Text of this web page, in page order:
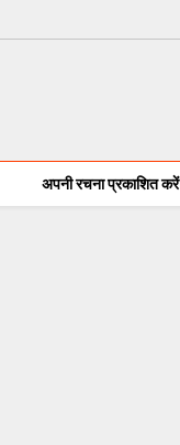
अपनी रचना प्रकाशित करें